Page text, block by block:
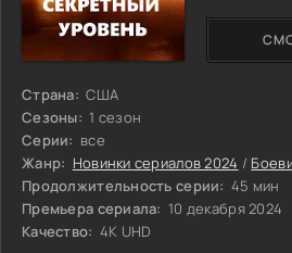
Страна: США
Сезоны: 1 сезон
Серии: все
Жанр: Новинки сериалов 2024 /
Продолжительность серии: 45 мин
Премьера сериала: 10 декабря 2024
Качество: 4K UHD